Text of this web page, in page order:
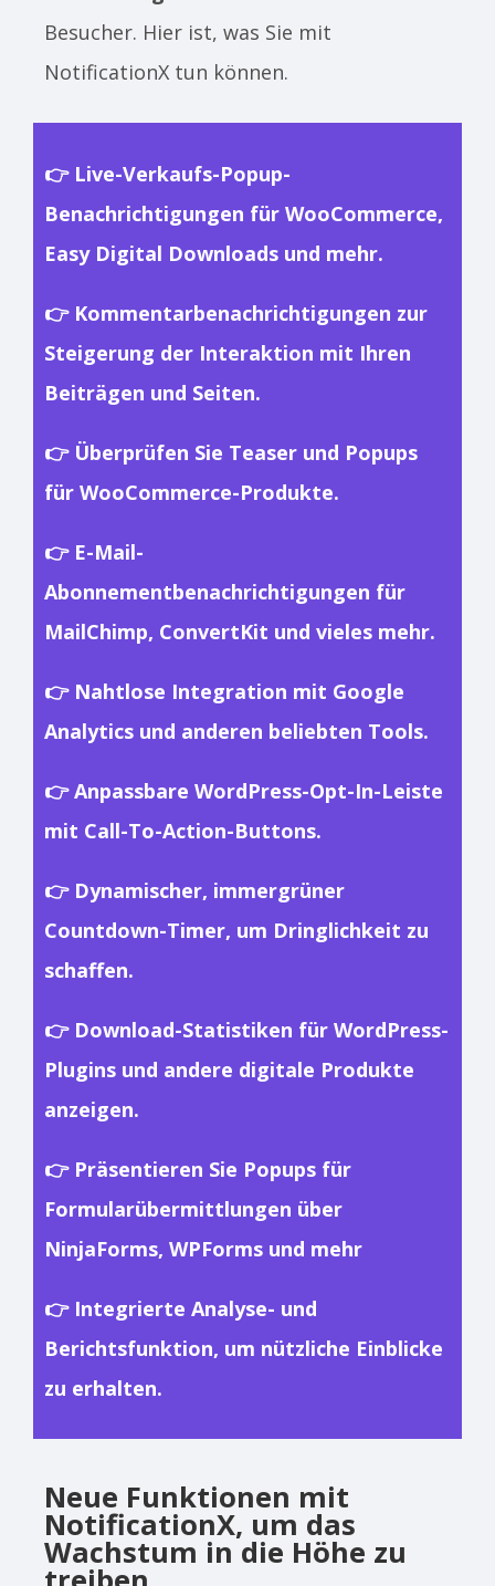
Besucher. Hier ist, was Sie mit
NotificationX tun können.
👉 Live-Verkaufs-Popup-
Benachrichtigungen für WooCommerce,
Easy Digital Downloads und mehr.
👉 Kommentarbenachrichtigungen zur
Steigerung der Interaktion mit Ihren
Beiträgen und Seiten.
👉 Überprüfen Sie Teaser und Popups
für WooCommerce-Produkte.
👉 E-Mail-
Abonnementbenachrichtigungen für
MailChimp, ConvertKit und vieles mehr.
👉 Nahtlose Integration mit Google
Analytics und anderen beliebten Tools.
👉 Anpassbare WordPress-Opt-In-Leiste
mit Call-To-Action-Buttons.
👉 Dynamischer, immergrüner
Countdown-Timer, um Dringlichkeit zu
schaffen.
👉 Download-Statistiken für WordPress-
Plugins und andere digitale Produkte
anzeigen.
👉 Präsentieren Sie Popups für
Formularübermittlungen über
NinjaForms, WPForms und mehr
👉 Integrierte Analyse- und
Berichtsfunktion, um nützliche Einblicke
zu erhalten.
Neue Funktionen mit
NotificationX, um das
Wachstum in die Höhe zu